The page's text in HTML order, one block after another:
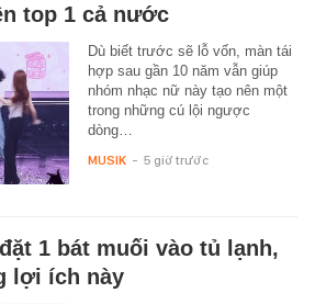
top 1 cả nước
Dù biết trước sẽ lỗ vốn, màn tái
hợp sau gần 10 năm vẫn giúp
nhóm nhạc nữ này tạo nên một
trong những cú lội ngược
dòng…
MUSIK - 5 giờ trước
1 bát muối vào tủ lạnh,
lợi ích này